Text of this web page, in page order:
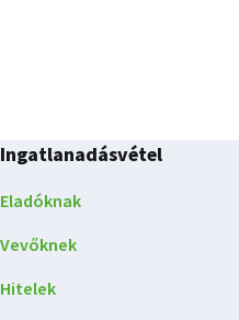
Ingatlanadásvétel
Eladóknak
Vevőknek
Hitelek